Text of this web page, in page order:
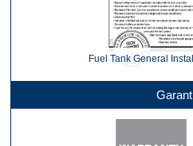
Fuel Tank General